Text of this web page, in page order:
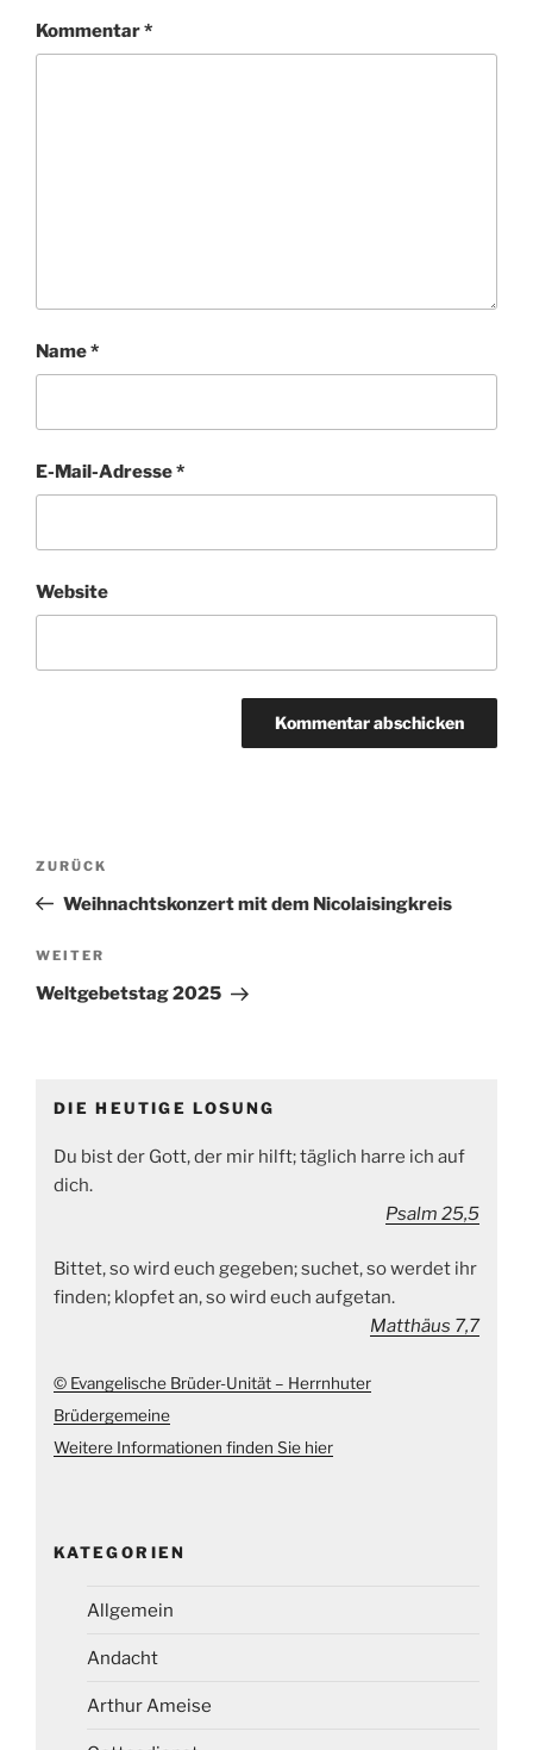
Kommentar*
Name*
E-Mail-Adresse*
Website
Beitragsnavigation
Vorheriger
Beitrag
ZURÜCK
Weihnachtskonzert mit dem Nicolaisingkreis
Nächster
Beitrag
WEITER
Weltgebetstag 2025
DIE HEUTIGE LOSUNG
Du bist der Gott, der mir hilft; täglich harre ich auf
dich.
Psalm 25,5
Bittet, so wird euch gegeben; suchet, so werdet ihr
finden; klopfet an, so wird euch aufgetan.
Matthäus 7,7
© Evangelische Brüder-Unität – Herrnhuter
Brüdergemeine
Weitere Informationen finden Sie hier
KATEGORIEN
Allgemein
Andacht
Arthur Ameise